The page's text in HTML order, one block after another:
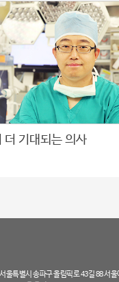
더 기대되는 의사
울특별시 송파구 올림픽로 43길 88 서울